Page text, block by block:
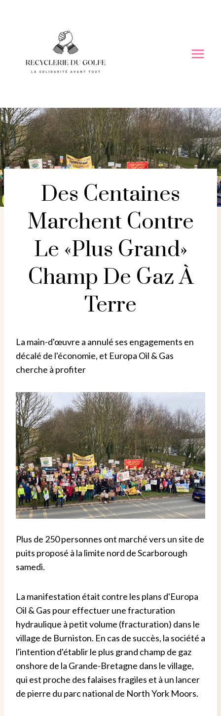
Des Centaines
Marchent Contre
Le «plus Grand»
Champ De Gaz À
Terre
La main-d'œuvre a annulé ses engagements en
décalé de l'économie, et Europa Oil & Gas
cherche à profiter
Plus de 250 personnes ont marché vers un site de
puits proposé à la limite nord de Scarborough
samedi.
La manifestation était contre les plans d'Europa
Oil & Gas pour effectuer une fracturation
hydraulique à petit volume (fracturation) dans le
village de Burniston. En cas de succès, la société a
l'intention d'établir le plus grand champ de gaz
onshore de la Grande-Bretagne dans le village,
qui est proche des falaises fragiles et à un lancer
de pierre du parc national de North York Moors.